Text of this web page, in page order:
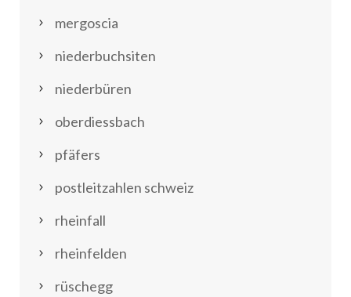
mergoscia
niederbuchsiten
niederbüren
oberdiessbach
pfäfers
postleitzahlen schweiz
rheinfall
rheinfelden
rüschegg